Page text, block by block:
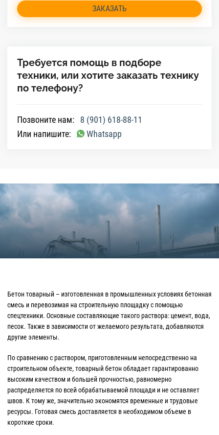
ЗАКАЗАТЬ
Требуется помощь в подборе
техники, или хотите заказать технику
по телефону?
Позвоните нам:
8 (901) 618-88-11
Или напишите:
Whatsapp
Бетон товарный – изготовленная в промышленных условиях бетонная
смесь и перевозимая на строительную площадку с помощью
спецтехники. Основные составляющие такого раствора: цемент, вода,
песок. Также в зависимости от желаемого результата, добавляются
другие элементы.
По сравнению с раствором, приготовленным непосредственно на
строительном объекте, товарный бетон обладает гарантированно
высоким качеством и большей прочностью, равномерно
распределяется по всей обрабатываемой площади и не оставляет
швов. К тому же, значительно экономятся временные и трудовые
ресурсы. Готовая смесь доставляется в необходимом объеме в
короткие сроки.